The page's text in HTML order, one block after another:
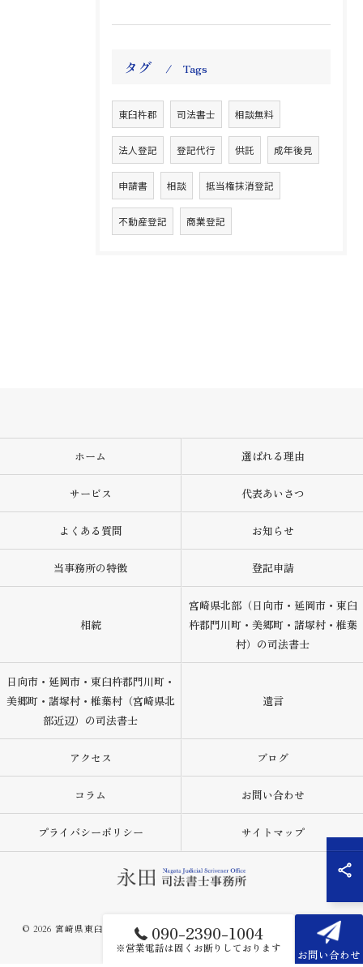
タグ Tags
東臼杵郡 司法書士 相談無料
法人登記 登記代行 供託 成年後見
申請書 相談 抵当権抹消登記
不動産登記 商業登記
090-2390-1004
※営業電話は固くお断りしております お問い合わせ
ホーム 選ばれる理由
サービス 代表あいさつ
よくある質問 お知らせ
当事務所の特徴 登記申請
相続
宮崎県北部（日向市・延岡市・東臼
杵郡門川町・美郷町・諸塚村・椎葉
村）の司法書士
日向市・延岡市・東臼杵郡門川町・
美郷町・諸塚村・椎葉村（宮崎県北
部近辺）の司法書士
遺言
アクセス ブログ
コラム お問い合わせ
プライバシーポリシー サイトマップ
© 2026 宮崎県東臼杵郡の司法書士なら永田司法書士事務所 ALL RIGHTS
RESERVED.